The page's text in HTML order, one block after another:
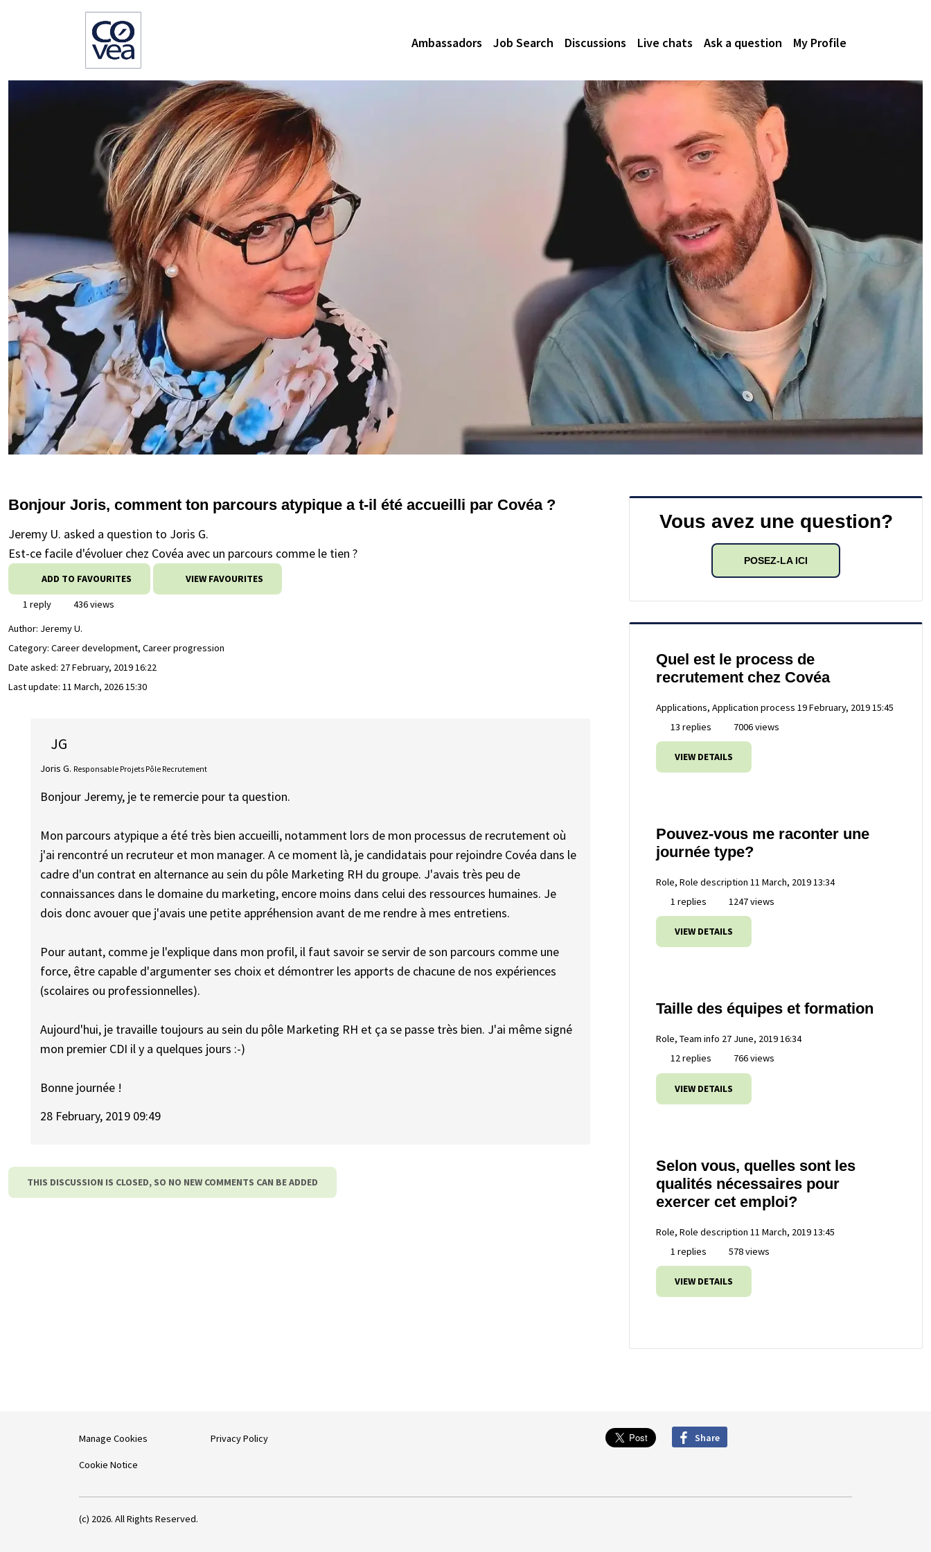
Ambassadors Job Search Discussions Live chats Ask a question My Profile
Bonjour Joris, comment ton parcours atypique a t-il été accueilli par Covéa ?
Jeremy U. asked a question to Joris G.
Est-ce facile d'évoluer chez Covéa avec un parcours comme le tien ?
ADD TO FAVOURITES VIEW FAVOURITES
1 reply
436 views
Author: Jeremy U.
Category: Career development, Career progression
Date asked: 27 February, 2019 16:22
Last update: 11 March, 2026 15:30
JG
Joris G. Responsable Projets Pôle Recrutement
Bonjour Jeremy, je te remercie pour ta question.
Mon parcours atypique a été très bien accueilli, notamment lors de mon processus de recrutement où
j'ai rencontré un recruteur et mon manager. A ce moment là, je candidatais pour rejoindre Covéa dans le
cadre d'un contrat en alternance au sein du pôle Marketing RH du groupe. J'avais très peu de
connaissances dans le domaine du marketing, encore moins dans celui des ressources humaines. Je
dois donc avouer que j'avais une petite appréhension avant de me rendre à mes entretiens.
Pour autant, comme je l'explique dans mon profil, il faut savoir se servir de son parcours comme une
force, être capable d'argumenter ses choix et démontrer les apports de chacune de nos expériences
(scolaires ou professionnelles).
Aujourd'hui, je travaille toujours au sein du pôle Marketing RH et ça se passe très bien. J'ai même signé
mon premier CDI il y a quelques jours :-)
Bonne journée !
28 February, 2019 09:49
THIS DISCUSSION IS CLOSED, SO NO NEW COMMENTS CAN BE ADDED
Vous avez une question?
POSEZ-LA ICI
Quel est le process de
recrutement chez Covéa
Applications, Application process 19 February, 2019 15:45
13 replies
7006 views
VIEW DETAILS
Pouvez-vous me raconter une
journée type?
Role, Role description 11 March, 2019 13:34
1 replies
1247 views
VIEW DETAILS
Taille des équipes et formation
Role, Team info 27 June, 2019 16:34
12 replies
766 views
VIEW DETAILS
Selon vous, quelles sont les
qualités nécessaires pour
exercer cet emploi?
Role, Role description 11 March, 2019 13:45
1 replies
578 views
VIEW DETAILS
Manage Cookies
Cookie Notice
Privacy Policy Share
(c) 2026. All Rights Reserved.